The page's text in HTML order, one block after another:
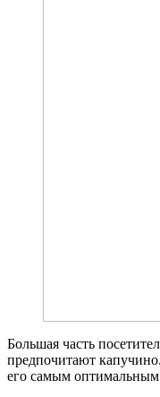
Большая часть
предпочитают
его самым оптимальным